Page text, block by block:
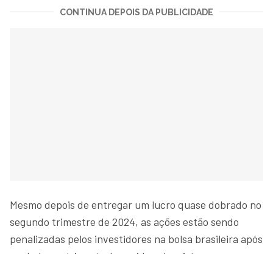
CONTINUA DEPOIS DA PUBLICIDADE
Mesmo depois de entregar um lucro quase dobrado no
segundo trimestre de 2024, as ações estão sendo
penalizadas pelos investidores na bolsa brasileira após